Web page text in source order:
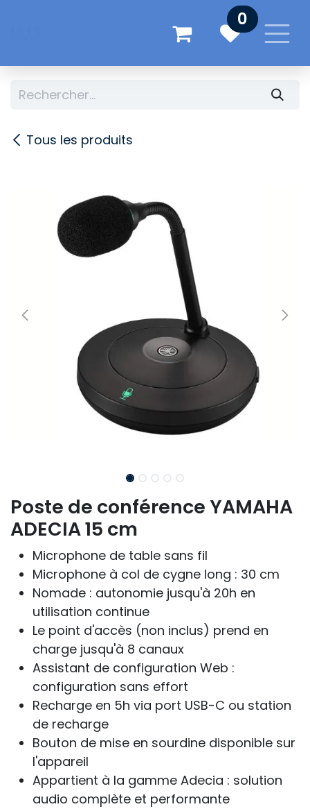
0
Tous les produits
Poste de conférence YAMAHA
ADECIA 15 cm
Microphone de table sans fil
Microphone à col de cygne long : 30 cm
Nomade : autonomie jusqu'à 20h en
utilisation continue
Le point d'accès (non inclus) prend en
charge jusqu'à 8 canaux
Assistant de configuration Web :
configuration sans effort
Recharge en 5h via port USB-C ou station
de recharge
Bouton de mise en sourdine disponible sur
l'appareil
Appartient à la gamme Adecia : solution
audio complète et performante